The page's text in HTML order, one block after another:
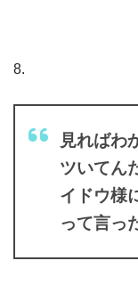
8.
見ればわ
ツいてん
イドウ様
って言っ